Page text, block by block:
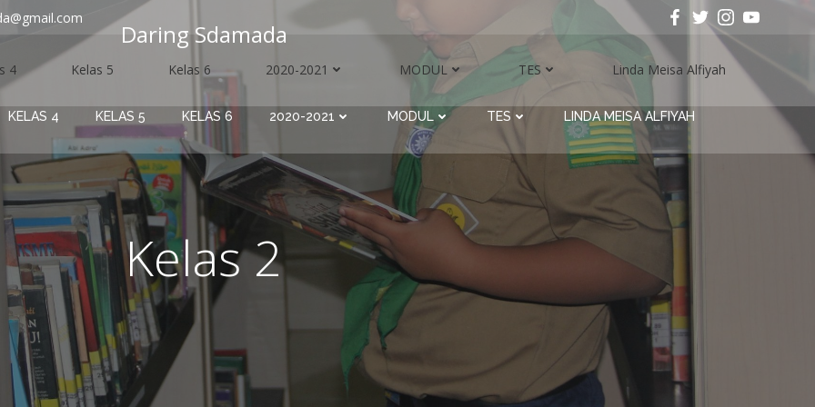
Daring Sdamada
4 Kelas 5 Kelas 6 2020-2021 MODUL TES Linda Meisa Alfiyah
KELAS 4 KELAS 5 KELAS 6 2020-2021 MODUL TES LINDA MEISA ALFIYAH
Kelas 2